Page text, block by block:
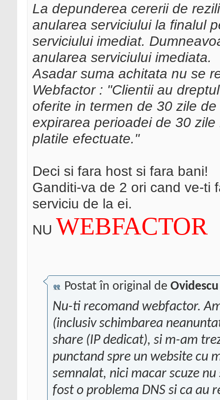
La depunderea cererii de
anularea serviciului la finalul
serviciului imediat.
anularea serviciului imediata.
Asadar suma achitata nu se
Webfactor : "Clientii au
oferite in termen de 30 zile
expirarea perioadei de 30
platile efectuate."
Deci si fara host si fara bani!
Ganditi-va de 2 ori cand ve-ti
serviciu de la ei.
NU WEBFACTOR
Postat în original de Ovidescu
Nu-ti recomand webfactor.
(inclusiv schimbarea
share (IP dedicat), si m-am
punctand spre un website cu
semnalat, nici macar scuze
fost o problema DNS si ca au